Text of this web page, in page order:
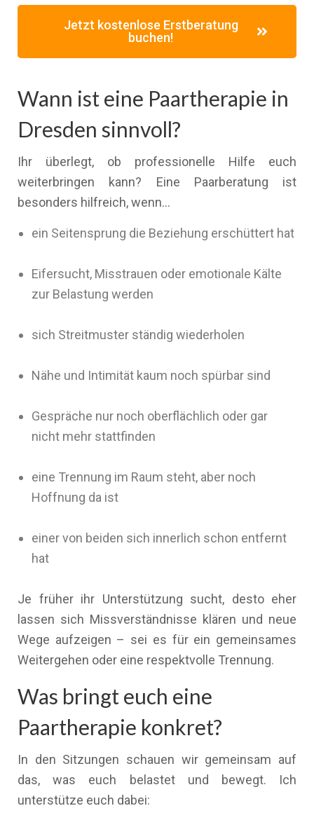
Jetzt kostenlose Erstberatung
buchen!
Wann ist eine Paartherapie in
Dresden sinnvoll?
Ihr überlegt, ob professionelle Hilfe euch
weiterbringen kann? Eine Paarberatung ist
besonders hilfreich, wenn…
ein Seitensprung die Beziehung erschüttert hat
Eifersucht, Misstrauen oder emotionale Kälte
zur Belastung werden
sich Streitmuster ständig wiederholen
Nähe und Intimität kaum noch spürbar sind
Gespräche nur noch oberflächlich oder gar
nicht mehr stattfinden
eine Trennung im Raum steht, aber noch
Hoffnung da ist
einer von beiden sich innerlich schon entfernt
hat
Je früher ihr Unterstützung sucht, desto eher
lassen sich Missverständnisse klären und neue
Wege aufzeigen – sei es für ein gemeinsames
Weitergehen oder eine respektvolle Trennung.
Was bringt euch eine
Paartherapie konkret?
In den Sitzungen schauen wir gemeinsam auf
das, was euch belastet und bewegt. Ich
unterstütze euch dabei: